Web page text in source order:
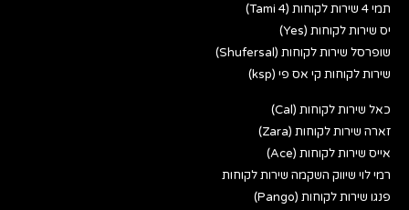
תמי 4 שירות לקוחות (Tami 4)
יס שירות לקוחות (Yes)
שופרסל שירות לקוחות (Shufersal)
שירות לקוחות קי אס פי (ksp)
כאל שירות לקוחות (Cal)
זארה שירות לקוחות (Zara)
אייס שירות לקוחות (Ace)
רמי לוי שיווק השקמה שירות לקוחות
פנגו שירות לקוחות (Pango)